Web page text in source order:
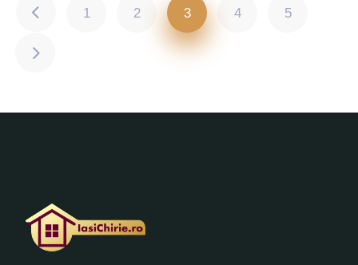
1 2 3 4 5